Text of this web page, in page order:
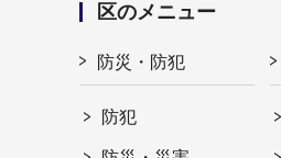
区のメニュー
防災・防犯
防犯